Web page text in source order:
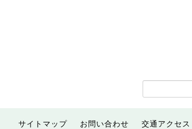
サイトマップ お問い合わせ 交通アクセス